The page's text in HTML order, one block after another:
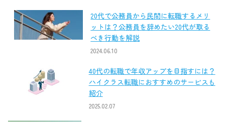
20代で公務員から民間に転職するメリ
ットは？公務員を辞めたい20代が取る
べき行動を解説
2024.06.10
40代の転職で年収アップを目指すには？
ハイクラス転職におすすめのサービスも
紹介
2025.02.07